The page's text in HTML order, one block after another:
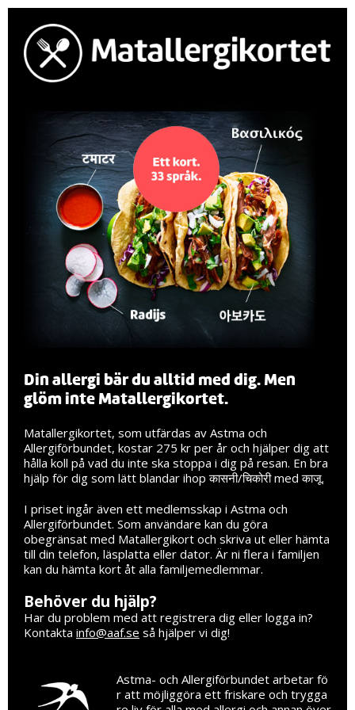
Din allergi bär du alltid med dig. Men
glöm inte Matallergikortet.
Matallergikortet, som utfärdas av Astma och
Allergiförbundet, kostar 275 kr per år och hjälper dig att
hålla koll på vad du inte ska stoppa i dig på resan. En bra
hjälp för dig som lätt blandar ihop कासनी/चिकोरी med काजू.
I priset ingår även ett medlemsskap i Astma och
Allergiförbundet. Som användare kan du göra
obegränsat med Matallergikort och skriva ut eller hämta
till din telefon, läsplatta eller dator. Är ni flera i familjen
kan du hämta kort åt alla familjemedlemmar.
Behöver du hjälp?
Har du problem med att registrera dig eller logga in?
Kontakta info@aaf.se så hjälper vi dig!
Astma- och Allergiförbundet arbetar fö
r att möjliggöra ett friskare och trygga